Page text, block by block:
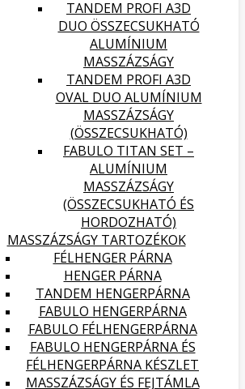
TANDEM PROFI A3D
DUO ÖSSZECSUKHATÓ
ALUMÍNIUM
MASSZÁZSÁGY
TANDEM PROFI A3D
OVAL DUO ALUMÍNIUM
MASSZÁZSÁGY
(ÖSSZECSUKHATÓ)
FABULO TITAN SET –
ALUMÍNIUM
MASSZÁZSÁGY
(ÖSSZECSUKHATÓ ÉS
HORDOZHATÓ)
MASSZÁZSÁGY TARTOZÉKOK
FÉLHENGER PÁRNA
HENGER PÁRNA
TANDEM HENGERPÁRNA
FABULO HENGERPÁRNA
FABULO FÉLHENGERPÁRNA
FABULO HENGERPÁRNA ÉS
FÉLHENGERPÁRNA KÉSZLET
MASSZÁZSÁGY ÉS FEJTÁMLA